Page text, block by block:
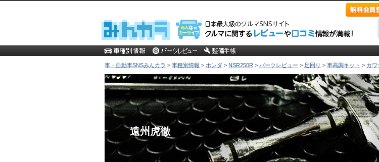
車・自動車SNSみんカラ > 車種別情報 > ホンダ > NSR250R > パーツレビュー > 足回り > 車高調キット > カワ
遠州虎徹